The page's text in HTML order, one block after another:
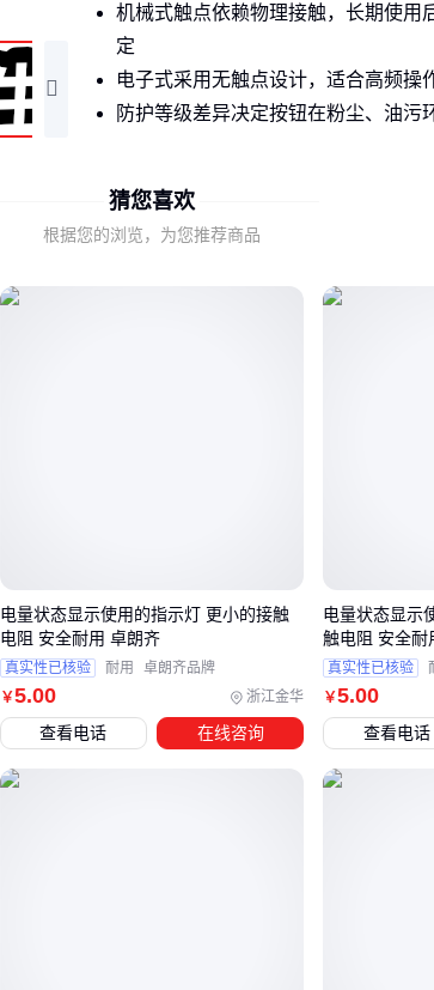
机械式触点依赖物理接触，长期使用
定
电子式采用无触点设计，适合高频操
防护等级差异决定按钮在粉尘、油污
食品厂潮湿环境和汽车焊装车间的高温
性的要求截然不同。
二、哪些特殊环境最容易被忽视？
三、潮湿与易燃环境如何选择不同
钮？
选择一键启动接触器按钮时，工作环境
能更重要。潮湿、多尘或存在易燃易爆
考虑防护等级和防爆性能，而非仅关注
猜您喜欢
根据您的浏览，为您推荐商品
￥5.00 浙江金华
电量状态显示使用的指示灯 更小的接触
电阻 安全耐用 卓朗齐
真实性已核验 耐用 卓朗齐品牌
查看电话 在线咨询
￥5.00
电量状态显示
触电阻 安全耐
真实性已核验
查看电话